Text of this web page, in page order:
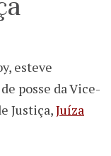
esteve
posse da Vice-
Justiça,Juíza